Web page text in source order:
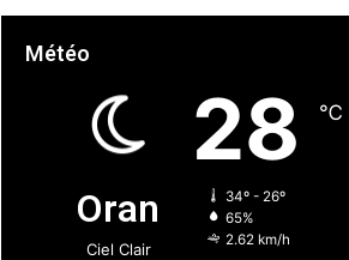
Météo
Oran
Ciel Clair
28 ℃
34º - 26º
65%
2.62 km/h